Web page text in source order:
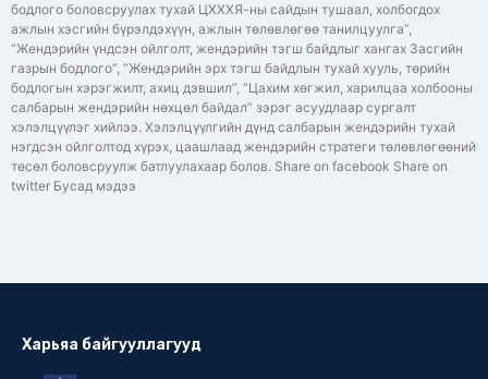
бодлого боловсруулах тухай ЦХХХЯ-ны сайдын тушаал, холбогдох
ажлын хэсгийн бүрэлдэхүүн, ажлын төлөвлөгөө танилцуулга”,
“Жендэрийн үндсэн ойлголт, жендэрийн тэгш байдлыг хангах Засгийн
газрын бодлого”, “Жендэрийн эрх тэгш байдлын тухай хууль, төрийн
бодлогын хэрэгжилт, ахиц дэвшил”, “Цахим хөгжил, харилцаа холбооны
салбарын жендэрийн нөхцөл байдал” зэрэг асуудлаар сургалт
хэлэлцүүлэг хийлээ. Хэлэлцүүлгийн дүнд салбарын жендэрийн тухай
нэгдсэн ойлголтод хүрэх, цаашлаад жендэрийн стратеги төлөвлөгөөний
төсөл боловсруулж батлуулахаар болов. Share on facebook Share on
twitter Бусад мэдээ
Харьяа байгууллагууд